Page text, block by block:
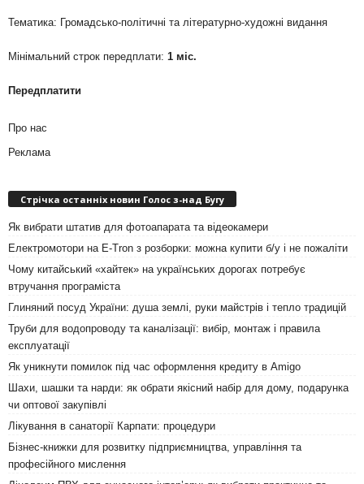
Тематика: Громадсько-політичні та літературно-художні видання
Мінімальний строк передплати: 1 міс.
Передплатити
Про нас
Реклама
Стрічка останніх новин Голос з-над Бугу
Як вибрати штатив для фотоапарата та відеокамери
Електромотори на E-Tron з розборки: можна купити б/у і не пожаліти
Чому китайський «хайтек» на українських дорогах потребує
втручання програміста
Глиняний посуд України: душа землі, руки майстрів і тепло традицій
Труби для водопроводу та каналізації: вибір, монтаж і правила
експлуатації
Як уникнути помилок під час оформлення кредиту в Amigo
Шахи, шашки та нарди: як обрати якісний набір для дому, подарунка
чи оптової закупівлі
Лікування в санаторії Карпати: процедури
Бізнес-книжки для розвитку підприємництва, управління та
професійного мислення